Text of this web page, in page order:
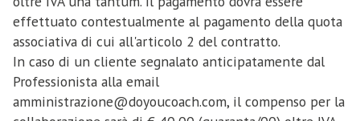
comunicazione da parte della società con
cancellazione immediata dalla piattaforma on line
senza restituzione della quota associativa
eventualmente versata.
Il Professionista dichiara di essere dotato di una
tenuto ad un comportamento corretto ed
esemplare nei confronti dei clienti ed ogni altra
persona con cui venga in contatto. Il confronto
professionale tra colleghi deve basarsi sulla lealtà,
veridicità, conoscenza approfondita delle
effettuato contestualmente al pagamento della quota
associativa di cui all'articolo 2 del contratto.
In caso di un cliente segnalato anticipatamente dal
Professionista alla email
amministrazione@doyoucoach.com, il compenso per la